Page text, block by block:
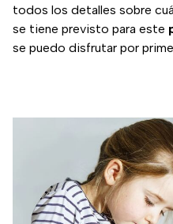
todos los detalles sobre
se tiene previsto para este
se puedo disfrutar por